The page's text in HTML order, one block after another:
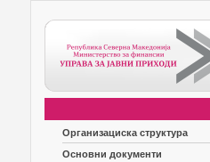
Организациска структура
Основни документи